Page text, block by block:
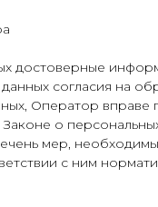
достоверные
согласия на
Оператор вправе
о
мер,
с ним